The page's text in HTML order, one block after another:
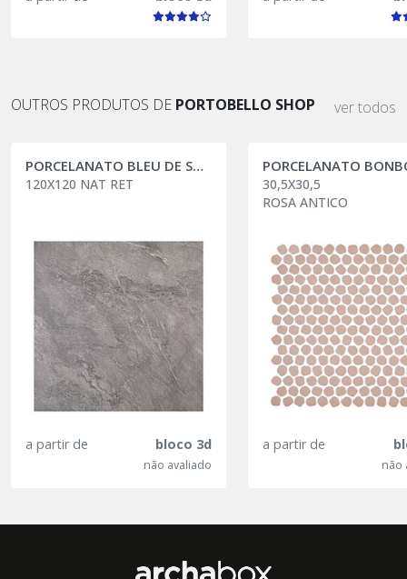
OUTROS PRODUTOS DE PORTOBELLO SHOP ver todos
PORCELANATO BLEU DE SAVOIE
120X120 NAT RET
a partir de bloco 3d
não avaliado
PORCELANATO
30,5X30,5
ROSA ANTICO
a partir de
não